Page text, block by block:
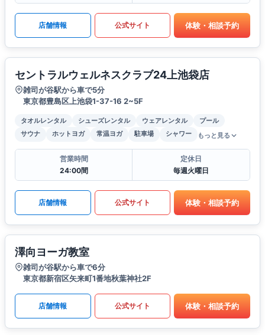
店舗情報 公式サイト 体験・相談予約
セントラルウェルネスクラブ24上池袋店
雑司が谷駅から車で5分
東京都豊島区上池袋1-37-16 2~5F
タオルレンタル シューズレンタル ウェアレンタル
プール
サウナ
ホットヨガ 常温ヨガ 駐車場 シャワー もっと見る
営業時間
24:00間
定休日
毎週火曜日
店舗情報 公式サイト 体験・相談予約
澤向ヨーガ教室
雑司が谷駅から車で6分
東京都新宿区矢来町1番地秋葉神社2F
店舗情報 公式サイト 体験・相談予約